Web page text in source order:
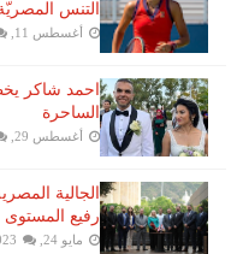
التنس​
أغسطس 11, 2022
احمد شاكر
الساحرة
أغسطس 29, 2022
الجالية
رفيع المستوى
مايو 24, 2023